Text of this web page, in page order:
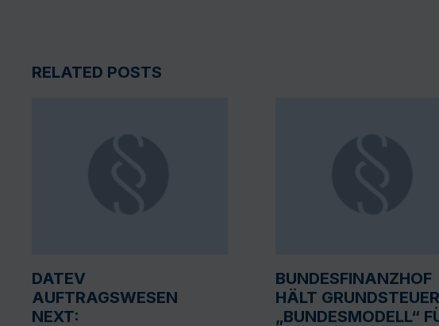
RELATED POSTS
DATEV
AUFTRAGSWESEN
NEXT:
BUNDESFINANZHOF
HÄLT GRUNDSTEUER
„BUNDESMODELL“